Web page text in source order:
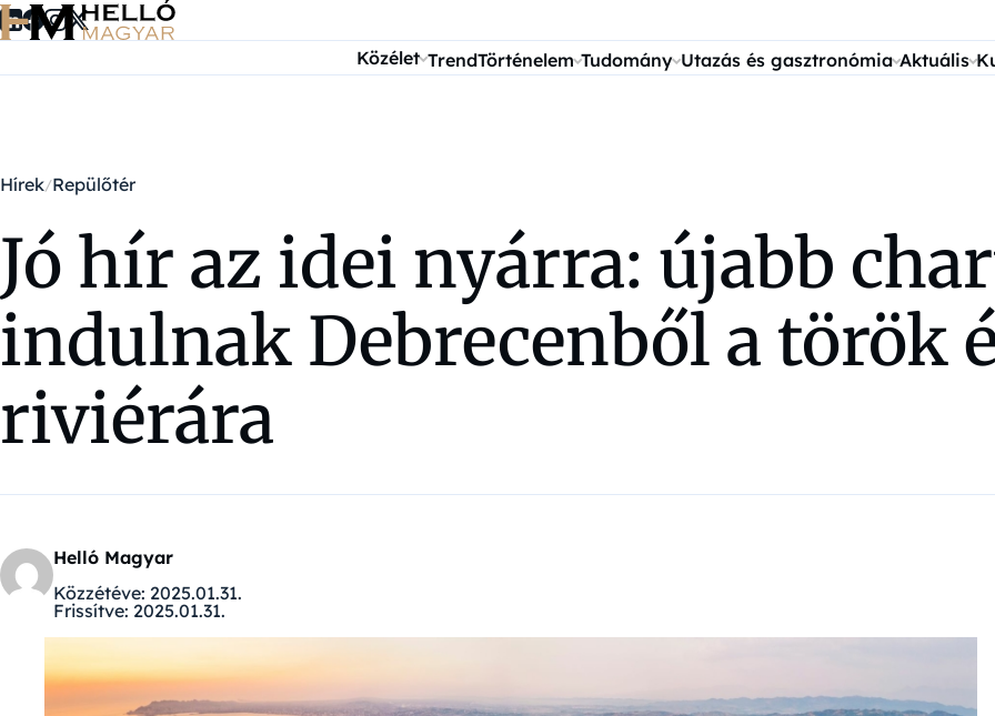
Ugrás a tartalomra
Közélet TrendTörténelem Tudomány Utazás és gasztronómia Aktuális
Hírek Repülőtér
Jó hír az idei nyárra: újabb
indulnak Debrecenből a török
riviérára
Helló Magyar
Közzétéve: 2025.01.31.
Frissítve: 2025.01.31.